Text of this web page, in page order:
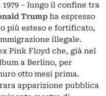
– lungo il confine tra
Trump ha espresso
più esteso e fortificato,
illegale.
Pink Floyd che, già nel
a Berlino, per
otto mesi prima.
apparizione pubblica